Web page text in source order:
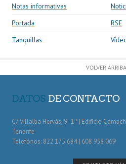
Notas informativas
Portada
RSE
Tanquillas
VOLVER ARRIBA
DATOS DE CONTACTO
C/ Villalba Hervás, 9 -1º | Edificio
Tenerife
Telefónos: 822 175 684 | 608 958 069